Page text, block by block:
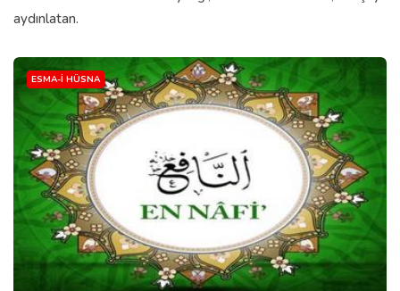
aydınlatan.
ESMA-I HÜSNA